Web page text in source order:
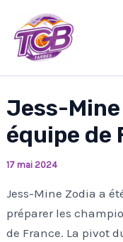
contenu
Jess-Mine
équipe de
17 mai 2024
Jess-Mine Zodia a
préparer les
de France. La pivot